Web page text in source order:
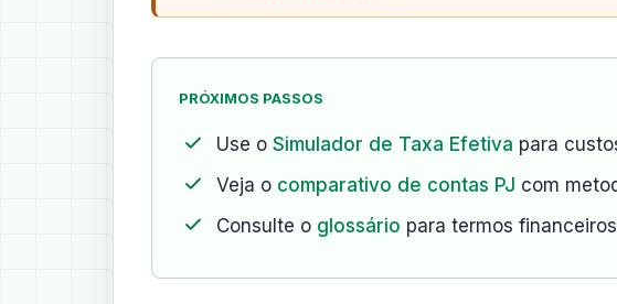
PRÓXIMOS PASSOS
Use o Simulador de Taxa Efetiva para
Veja o comparativo de contas PJ com
Consulte o glossário para termos